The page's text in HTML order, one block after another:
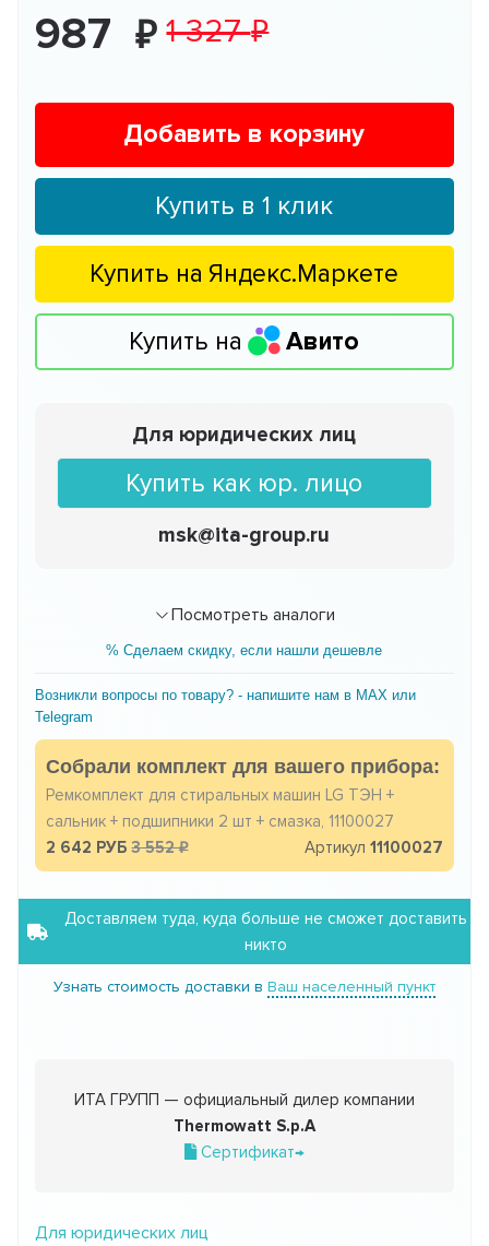
987 1 327
Добавить в корзину
Купить в 1 клик
Купить на Яндекс.Маркете
Купить на Авито
Для юридических лиц
Купить как юр. лицо
msk@ita-group.ru
Посмотреть аналоги
% Сделаем скидку, если нашли дешевле
Возникли вопросы по товару? - напишите нам в MAX или
Telegram
Собрали комплект для вашего прибора:
Ремкомплект для стиральных машин LG ТЭН +
сальник + подшипники 2 шт + смазка, 11100027
2 642 РУБ3 552 Артикул 11100027
Доставляем туда, куда больше не сможет доставить
никто
Узнать стоимость доставки в Ваш населенный пункт
ИТА ГРУПП — официальный дилер компании
Thermowatt S.p.A
Сертификат→
Для юридических лиц